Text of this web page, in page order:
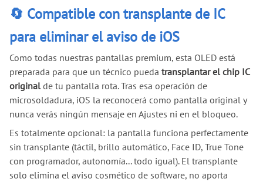
🔄 Compatible con transplante de IC
para eliminar el aviso de iOS
Como todas nuestras pantallas premium, esta OLED está
preparada para que un técnico pueda transplantar el chip IC
original de tu pantalla rota. Tras esa operación de
microsoldadura, iOS la reconocerá como pantalla original y
nunca verás ningún mensaje en Ajustes ni en el bloqueo.
Es totalmente opcional: la pantalla funciona perfectamente
sin transplante (táctil, brillo automático, Face ID, True Tone
con programador, autonomía... todo igual). El transplante
solo elimina el aviso cosmético de software, no aporta